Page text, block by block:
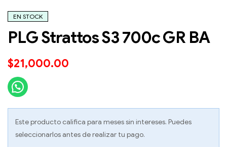
EN STOCK
PLG Strattos S3 700c GR BA
$21,000.00
Este producto califica para meses sin intereses. Puedes
seleccionarlos antes de realizar tu pago.